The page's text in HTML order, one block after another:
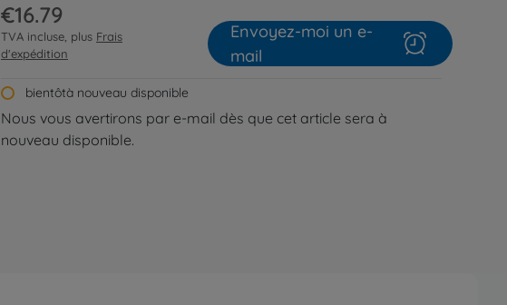
€16.79
TVA incluse, plus Frais
d'expédition
bientôtà nouveau disponible
Nous vous avertirons par e-mail dès que cet article sera à
nouveau disponible.
Envoyez-moi un e-
mail